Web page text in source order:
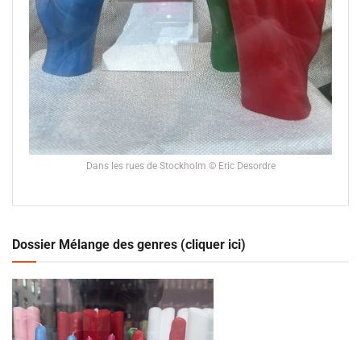
Dans les rues de Stockholm © Eric Desordre
Dossier Mélange des genres (cliquer ici)